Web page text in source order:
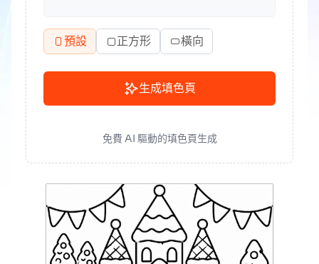
預設 正方形 橫向
生成填色頁
免費 AI 驅動的填色頁生成